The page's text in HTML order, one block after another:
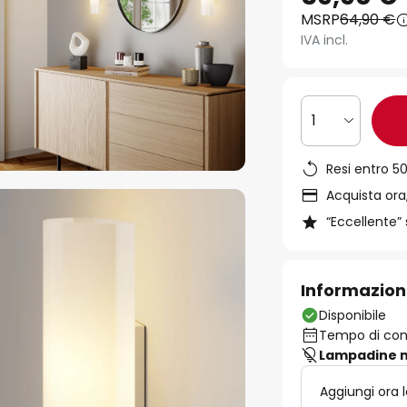
MSRP64,90 €
IVA incl.
1
Resi entro
Acquista
Disponibile
Tempo di
Lampadine
Aggiungi ora